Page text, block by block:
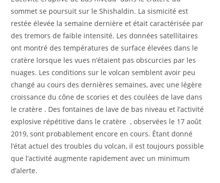
sommet se poursuit sur le Shishaldin. La sismicité est
restée élevée la semaine dernière et était caractérisée par
des tremors de faible intensité. Les données satellitaires
ont montré des températures de surface élevées dans le
cratère lorsque les vues n’étaient pas obscurcies par les
nuages. Les conditions sur le volcan semblent avoir peu
changé au cours des dernières semaines, avec une légère
croissance du cône de scories et des coulées de lave dans
le cratère . Des fontaines de lave de bas niveau et l’activité
explosive répétitive dans le cratère , observées le 17 août
2019, sont probablement encore en cours. Étant donné
l’état actuel des troubles du volcan, il est toujours possible
que l’activité augmente rapidement avec un minimum
d’alerte.